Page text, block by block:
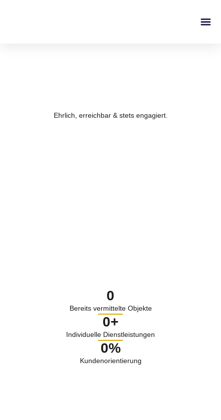
Ehrlich, erreichbar & stets engagiert.
Bereits vermittelte Objekte
0
Individuelle Dienstleistungen
0+
Kundenorientierung
0%